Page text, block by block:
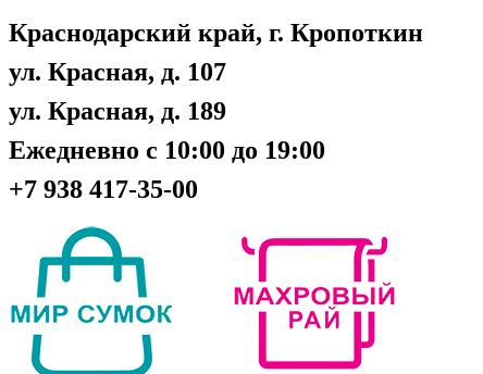
Краснодарский край, г. Кропоткин
ул. Красная, д. 107
ул. Красная, д. 189
Ежедневно с 10:00 до 19:00
+7 938 417-35-00